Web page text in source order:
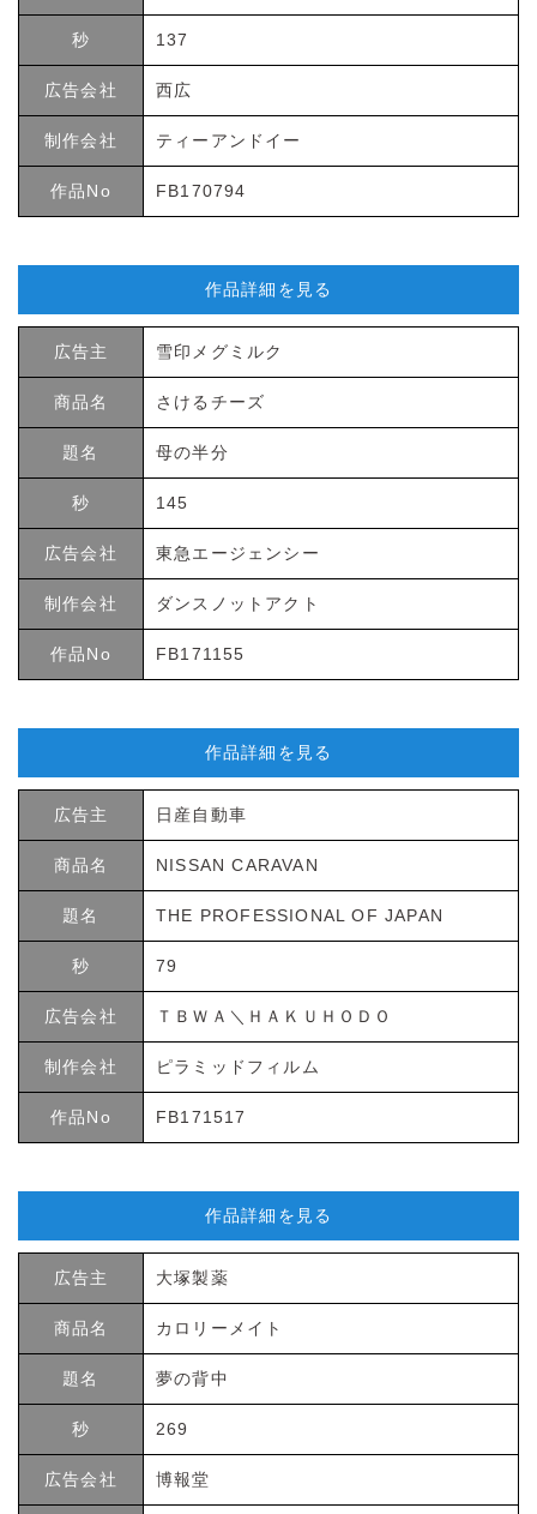
秒 137
広告会社 西広
制作会社 ティーアンドイー
作品No FB170794
作品詳細を見る
広告主 雪印メグミルク
商品名 さけるチーズ
題名 母の半分
秒 145
広告会社 東急エージェンシー
制作会社 ダンスノットアクト
作品No FB171155
作品詳細を見る
広告主 日産自動車
商品名 NISSAN CARAVAN
題名 THE PROFESSIONAL OF JAPAN
秒 79
広告会社 ＴＢＷＡ＼ＨＡＫＵＨＯＤＯ
制作会社 ピラミッドフィルム
作品No FB171517
作品詳細を見る
広告主 大塚製薬
商品名 カロリーメイト
題名 夢の背中
秒 269
広告会社 博報堂